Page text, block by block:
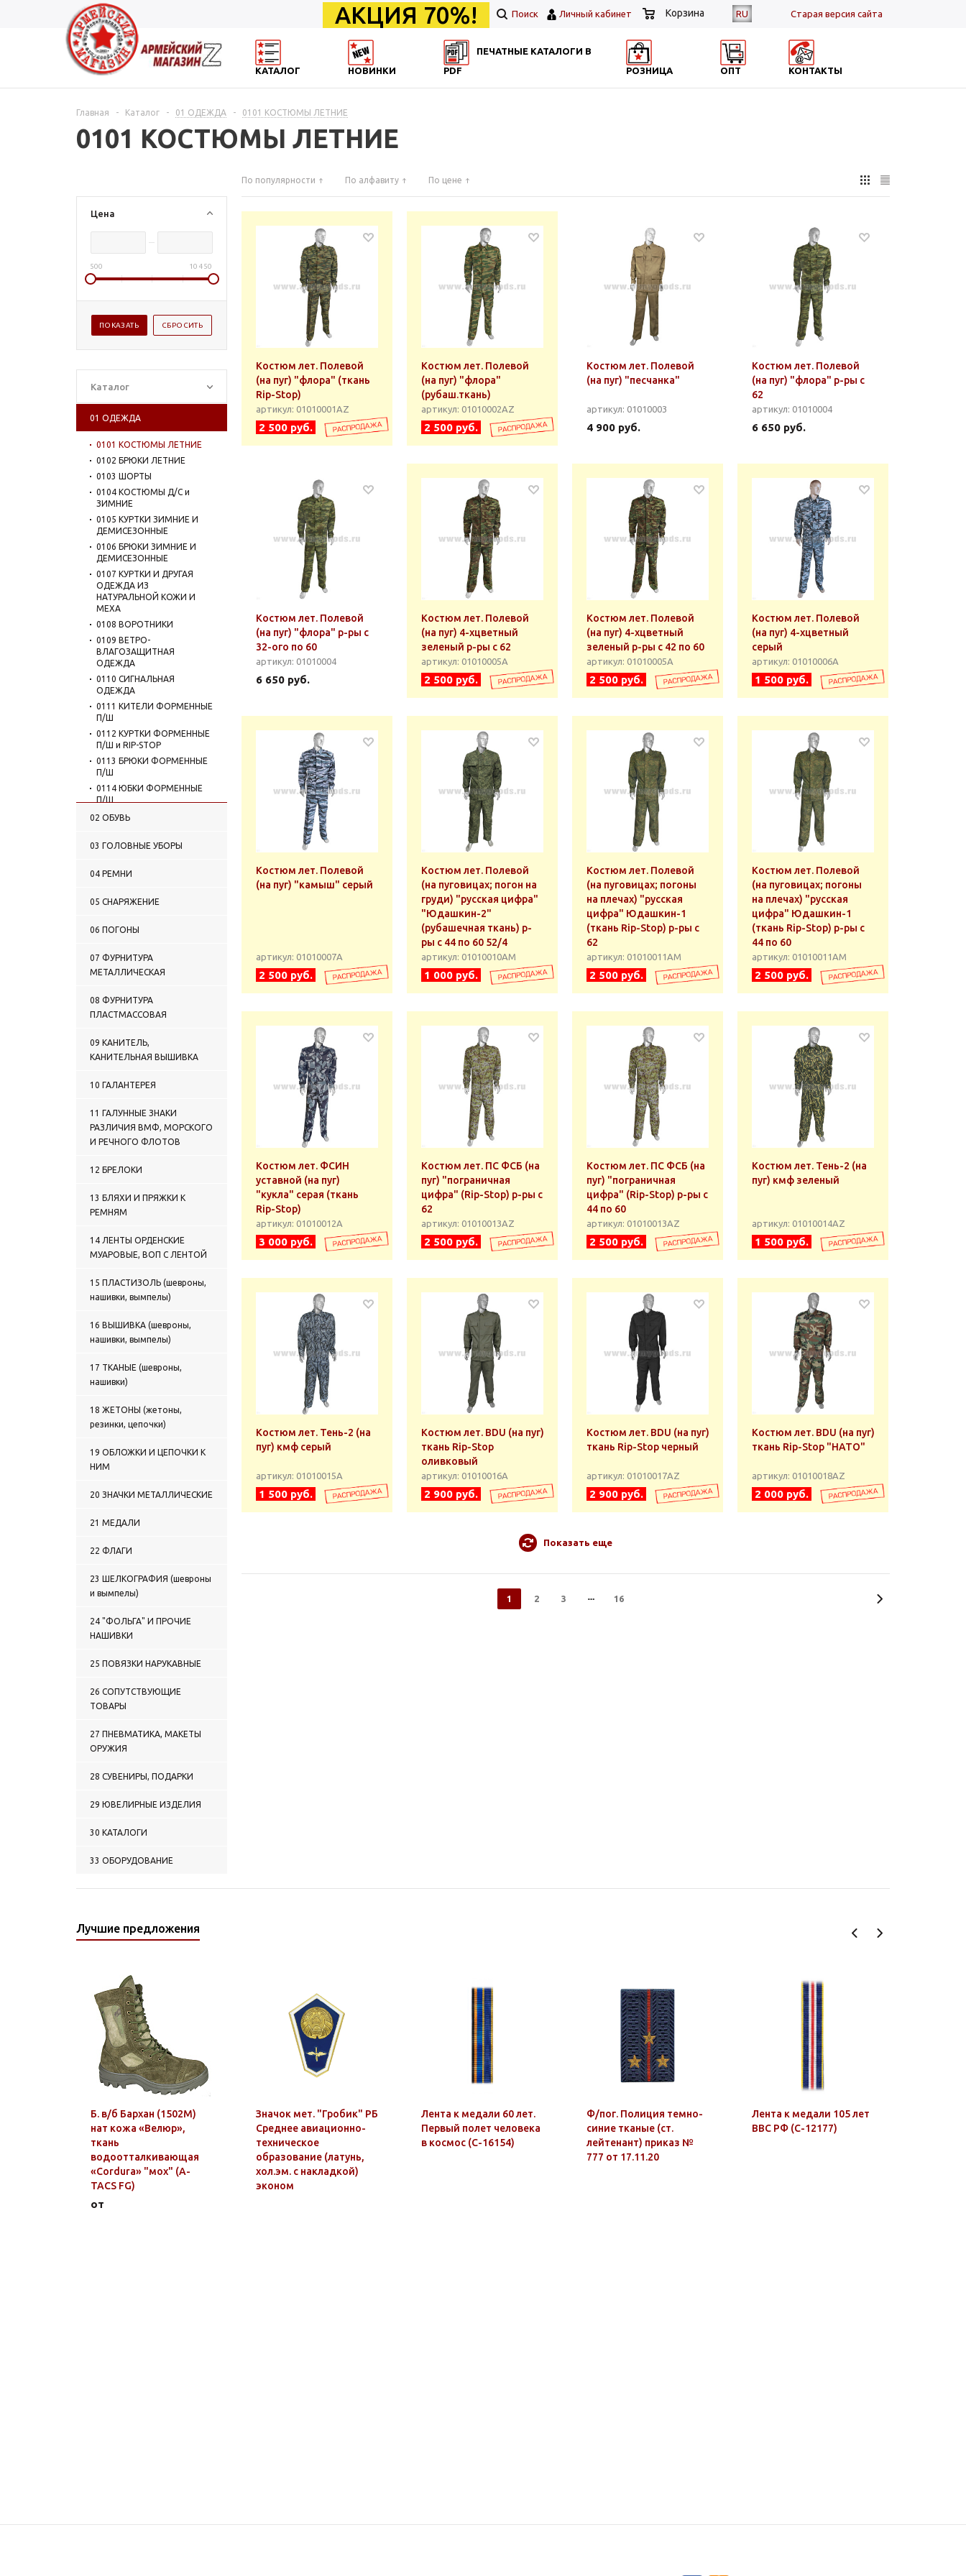
RU Cтарая версия сайта
АКЦИЯ 70%! Поиск Личный кабинет Корзина
КАТАЛОГ НОВИНКИ
ПЕЧАТНЫЕ КАТАЛОГИ В
PDF
РОЗНИЦА ОПТ КОНТАКТЫ
Главная - Каталог - 01 ОДЕЖДА - 0101 КОСТЮМЫ ЛЕТНИЕ
0101 КОСТЮМЫ ЛЕТНИЕ
Цена
500 10 450
Каталог
01 ОДЕЖДА
0101 КОСТЮМЫ ЛЕТНИЕ
0102 БРЮКИ ЛЕТНИЕ
0103 ШОРТЫ
0104 КОСТЮМЫ Д/С и
ЗИМНИЕ
0105 КУРТКИ ЗИМНИЕ И
ДЕМИСЕЗОННЫЕ
0106 БРЮКИ ЗИМНИЕ И
ДЕМИСЕЗОННЫЕ
0107 КУРТКИ И ДРУГАЯ
ОДЕЖДА ИЗ
НАТУРАЛЬНОЙ КОЖИ И
МЕХА
0108 ВОРОТНИКИ
0109 ВЕТРО-
ВЛАГОЗАЩИТНАЯ
ОДЕЖДА
0110 СИГНАЛЬНАЯ
ОДЕЖДА
0111 КИТЕЛИ ФОРМЕННЫЕ
П/Ш
0112 КУРТКИ ФОРМЕННЫЕ
П/Ш и RIP-STOP
0113 БРЮКИ ФОРМЕННЫЕ
П/Ш
0114 ЮБКИ ФОРМЕННЫЕ
П/Ш
0115 КОСТЮМЫ
0116 ПЛАТЬЯ ФОРМЕННЫЕ
РЕКОНСТРУКЦИЙ И
0118 ФОРМЕНКИ
0119 РУБАШКИ МУЖСКИЕ
0121 ГАЛСТУКИ-РЕГАТЫ
ПРОСТЫЕ
ВЫШИТЫЕ
0123 ГАЛСТУКИ-
0124 ГАЛСТУКИ-
САМОВЯЗЫ ФОРМЕННЫЕ С
0125 ГАЛСТУКИ ЖЕНСКИЕ
0128 БЕЛЬЕ ЛЕТНЕЕ
0130 БЕЛЬЕ ЖЕНСКОЕ
КАМУФЛИРОВАННЫЕ и
0133 ТЕЛЬНЯШКИ ЛЕТНИЕ
0134 ФУФАЙКИ ЛЕТНИЕ
РУБАШКИ ПОЛО
0136 ТРУСЫ С ВЫШИТЫМ
0137 МАЙКИ С РИСУНКОМ,
НАНЕСЕННЫМ КРАСКОЙ
С ВЫШИТЫМ РИСУНКОМ
0139 ФУТБОЛКИ С
НАДПИСЬЮ КРАСКОЙ
0140 ФУТБОЛКИ С
ПОЛНОЦВЕТНЫМ
ИЗОБРАЖЕНИЕМ,
0141 ФУТБОЛКИ С
ВЫШИВКОЙ НА ГРУДИ
ВЫШИВКОЙ НА ГРУДИ и НА
0143 БЕЛЬЕ ЗИМНЕЕ
0145 ТЕЛЬНЯШКИ ЗИМНИЕ
0147 СВИТЕРЫ, ЖИЛЕТЫ
ВЯЗАНЫЕ
СПОРТИВНАЯ
0149 ФЛИСОВАЯ ОДЕЖДА
0152 ШАРФЫ ПРОЧИЕ
(ШЕЛК ПОЛИЭФИРНЫЙ)
0157 ПЕРЧАТКИ КОЖАНЫЕ
С ОБРЕЗАННЫМИ
0159 РУКАВИЦЫ КОЖАНЫЕ
0161 РУКАВИЦЫ ПРОЧИЕ
ТОВАРЫ
0163 ТОЛСТОВКИ
0165 ТЕЛЬНЯШКИ С
ВЫШИТЫМ РИСУНКОМ
02 ОБУВЬ
03 ГОЛОВНЫЕ УБОРЫ
04 РЕМНИ
05 СНАРЯЖЕНИЕ
06 ПОГОНЫ
07 ФУРНИТУРА
МЕТАЛЛИЧЕСКАЯ
08 ФУРНИТУРА
ПЛАСТМАССОВАЯ
09 КАНИТЕЛЬ,
КАНИТЕЛЬНАЯ ВЫШИВКА
10 ГАЛАНТЕРЕЯ
11 ГАЛУННЫЕ ЗНАКИ
РАЗЛИЧИЯ ВМФ, МОРСКОГО
И РЕЧНОГО ФЛОТОВ
12 БРЕЛОКИ
13 БЛЯХИ И ПРЯЖКИ К
РЕМНЯМ
14 ЛЕНТЫ ОРДЕНСКИЕ
МУАРОВЫЕ, ВОП С ЛЕНТОЙ
15 ПЛАСТИЗОЛЬ (шевроны,
нашивки, вымпелы)
16 ВЫШИВКА (шевроны,
нашивки, вымпелы)
17 ТКАНЫЕ (шевроны,
нашивки)
18 ЖЕТОНЫ (жетоны,
резинки, цепочки)
19 ОБЛОЖКИ И ЦЕПОЧКИ К
НИМ
20 ЗНАЧКИ МЕТАЛЛИЧЕСКИЕ
21 МЕДАЛИ
22 ФЛАГИ
23 ШЕЛКОГРАФИЯ (шевроны
и вымпелы)
24 "ФОЛЬГА" И ПРОЧИЕ
НАШИВКИ
25 ПОВЯЗКИ НАРУКАВНЫЕ
26 СОПУТСТВУЮЩИЕ
ТОВАРЫ
27 ПНЕВМАТИКА, МАКЕТЫ
ОРУЖИЯ
28 СУВЕНИРЫ, ПОДАРКИ
29 ЮВЕЛИРНЫЕ ИЗДЕЛИЯ
30 КАТАЛОГИ
33 ОБОРУДОВАНИЕ
По популярности По алфавиту По цене
Костюм лет. Полевой
(на пуг) "флора" (ткань
Rip-Stop)
артикул: 01010001АZ
2 500 руб.
Костюм лет. Полевой
(на пуг) "флора"
(рубаш.ткань)
артикул: 01010002АZ
2 500 руб.
Костюм лет. Полевой
(на пуг) "песчанка"
артикул: 01010003
4 900 руб.
Костюм лет. Полевой
(на пуг) "флора" р-ры с
62
артикул: 01010004
6 650 руб.
Костюм лет. Полевой
(на пуг) "флора" р-ры с
32-ого по 60
артикул: 01010004
6 650 руб.
Костюм лет. Полевой
(на пуг) 4-хцветный
зеленый р-ры с 62
артикул: 01010005А
2 500 руб.
Костюм лет. Полевой
(на пуг) 4-хцветный
зеленый р-ры с 42 по 60
артикул: 01010005А
2 500 руб.
Костюм лет. Полевой
(на пуг) 4-хцветный
серый
артикул: 01010006А
1 500 руб.
Костюм лет. Полевой
(на пуг) "камыш" серый
артикул: 01010007А
2 500 руб.
Костюм лет. Полевой
(на пуговицах; погон на
груди) "русская цифра"
"Юдашкин-2"
(рубашечная ткань) р-
ры с 44 по 60 52/4
артикул: 01010010АМ
1 000 руб.
Костюм лет. Полевой
(на пуговицах; погоны
на плечах) "русская
цифра" Юдашкин-1
(ткань Rip-Stop) р-ры с
62
артикул: 01010011АМ
2 500 руб.
Костюм лет. Полевой
(на пуговицах; погоны
на плечах) "русская
цифра" Юдашкин-1
(ткань Rip-Stop) р-ры с
44 по 60
артикул: 01010011АМ
2 500 руб.
Костюм лет. ФСИН
уставной (на пуг)
"кукла" серая (ткань
Rip-Stop)
артикул: 01010012А
3 000 руб.
Костюм лет. ПС ФСБ (на
пуг) "пограничная
цифра" (Rip-Stop) р-ры с
62
артикул: 01010013АZ
2 500 руб.
Костюм лет. ПС ФСБ (на
пуг) "пограничная
цифра" (Rip-Stop) р-ры с
44 по 60
артикул: 01010013АZ
2 500 руб.
Костюм лет. Тень-2 (на
пуг) кмф зеленый
артикул: 01010014АZ
1 500 руб.
Костюм лет. Тень-2 (на
пуг) кмф серый
артикул: 01010015А
1 500 руб.
Костюм лет. BDU (на пуг)
ткань Rip-Stop
оливковый
артикул: 01010016А
2 900 руб.
Костюм лет. BDU (на пуг)
ткань Rip-Stop черный
артикул: 01010017АZ
2 900 руб.
Костюм лет. BDU (на пуг)
ткань Rip-Stop "НАТО"
артикул: 01010018АZ
2 000 руб.
Показать еще
1 2 3 16
Лучшие предложения
Б. в/б Бархан (1502М)
нат кожа «Велюр»,
ткань
водоотталкивающая
«Cоrdura» "мох" (A-
TACS FG)
от
Значок мет. "Гробик" РБ
Среднее авиационно-
техническое
образование (латунь,
хол.эм. с накладкой)
эконом
Лента к медали 60 лет.
Первый полет человека
в космос (С-16154)
Ф/пог. Полиция темно-
синие тканые (ст.
лейтенант) приказ №
777 от 17.11.20
Лента к медали 105 лет
ВВС РФ (С-12177)